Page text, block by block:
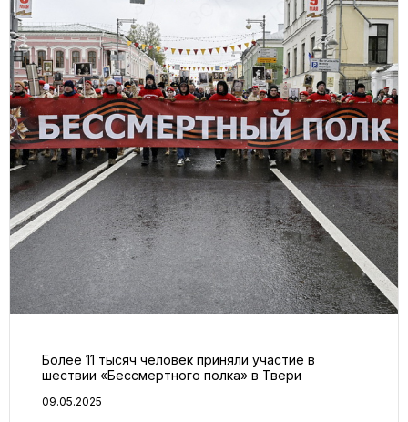
Более 11 тысяч человек приняли участие в
шествии «Бессмертного полка» в Твери
09.05.2025